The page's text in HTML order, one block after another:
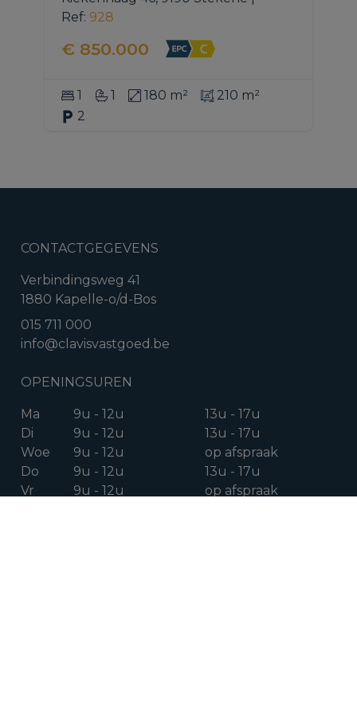
Ref: 928
€ 850.000
1 1 180 m²
210 m²
2
CONTACTGEGEVENS
Verbindingsweg 41
1880 Kapelle-o/d-Bos
015 711 000
info@clavisvastgoed.be
OPENINGSUREN
Ma 9u - 12u
13u - 17u
Di
9u - 12u
13u - 17u
Woe
9u - 12u
op afspraak
Do
9u - 12u
13u - 17u
Vr
9u - 12u
op afspraak